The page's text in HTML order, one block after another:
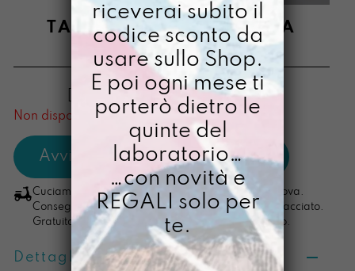
TANTOSOLDINO SOGNA
€ 48,00
[ Portafoglio: 10,5 x 20,5 x 2,5 cm ]
Non disponibile al momento
Cuciamo ogni ordine nel nostro laboratorio di Padova.
Consegna in 4/5 giorni lavorativi, pacco sempre tracciato.
Gratuita per ordini di importo superiore ai 100 euro.
Dettagli prodotto
riceverai subito il
codice sconto da
usare sullo Shop.
E poi ogni mese ti
porterò dietro le
quinte del
laboratorio…
…con novità e
REGALI solo per
te.